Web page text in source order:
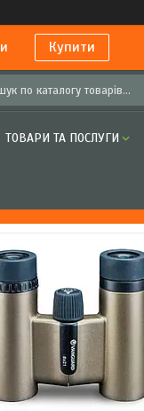
Купити
ТОВАРИ ТА ПОСЛУГИ